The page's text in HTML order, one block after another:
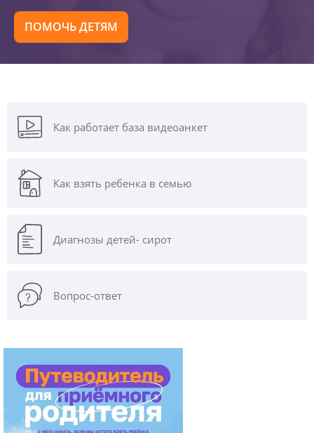
ПОМОЧЬ ДЕТЯМ
Как работает база видеоанкет
Как взять ребенка в семью
Диагнозы детей- сирот
Вопрос-ответ